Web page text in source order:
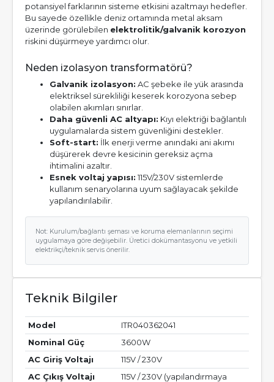
potansiyel farklarının sisteme etkisini azaltmayı hedefler.
Bu sayede özellikle deniz ortamında metal aksam
üzerinde görülebilen elektrolitik/galvanik korozyon
riskini düşürmeye yardımcı olur.
Neden izolasyon transformatörü?
Galvanik izolasyon: AC şebeke ile yük arasında
elektriksel sürekliliği keserek korozyona sebep
olabilen akımları sınırlar.
Daha güvenli AC altyapı: Kıyı elektriği bağlantılı
uygulamalarda sistem güvenliğini destekler.
Soft-start: İlk enerji verme anındaki ani akımı
düşürerek devre kesicinin gereksiz açma
ihtimalini azaltır.
Esnek voltaj yapısı: 115V/230V sistemlerde
kullanım senaryolarına uyum sağlayacak şekilde
yapılandırılabilir.
Not: Kurulum/bağlantı şeması ve koruma elemanlarının seçimi
uygulamaya göre değişebilir. Üretici dokümantasyonu ve yetkili
elektrikçi/teknik servis önerilir.
Teknik Bilgiler
Model
ITR040362041
Nominal Güç
3600W
AC Giriş Voltajı
115V / 230V
AC Çıkış Voltajı
115V / 230V (yapılandırmaya